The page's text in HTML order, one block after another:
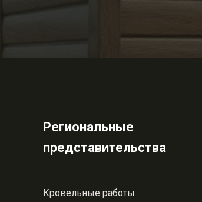
Региональные
представительства
Кровельные работы